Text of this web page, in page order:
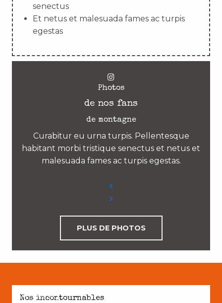
senectus
Et netus et malesuada fames ac turpis
egestas
Photos
de nos fans
de montagne
Curabitur eu urna turpis. Pellentesque
habitant morbi tristique senectus et netus et
malesuada fames ac turpis egestas.
PLUS DE PHOTOS
EN COUPLE
Nos incontournables